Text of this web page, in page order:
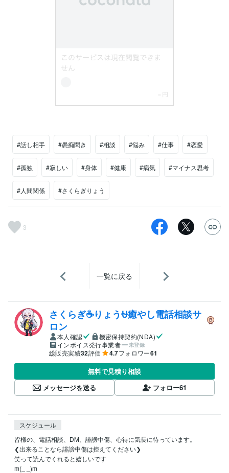
#話し相手 #愚痴聞き #相談 #悩み #仕事 #恋愛
#孤独 #寂しい #身体 #健康 #病気 #マイナス思考
#人間関係 #さくらぎりょう
3
一覧に戻る
さくらぎ☕りょう⛎癒やし電話相談サ
ロン
本人確認
機密保持契約(NDA)
インボイス発行事業者
未登録
総販売実績32評価 4.7フォロワー61
無料で見積り相談
メッセージを送る
フォロー61
スケジュール
皆様の、電話相談、DM、誹謗中傷、心待に気長に待っています。
❮出来ることなら誹謗中傷は控えてください❯
笑って読んでくれると嬉しいです
m(_ _)m